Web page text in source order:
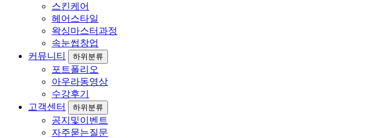
스킨케어
헤어스타일
왁싱마스터과정
속눈썹창업
커뮤니티
하위분류
포트폴리오
아우라동영상
수강후기
고객센터
하위분류
공지및이벤트
자주묻는질문